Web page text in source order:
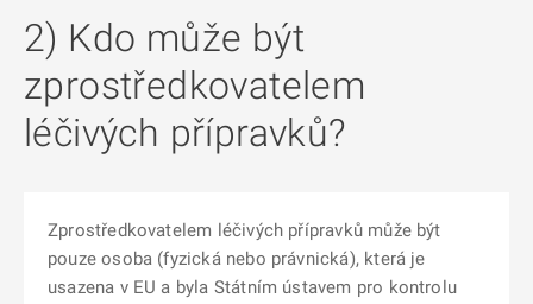
2) Kdo může být
zprostředkovatelem
léčivých přípravků?
Zprostředkovatelem léčivých přípravků může být
pouze osoba (fyzická nebo právnická), která je
usazena v EU a byla Státním ústavem pro kontrolu